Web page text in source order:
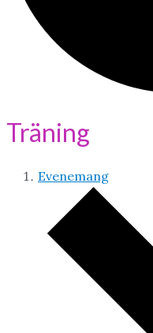
Träning
Evenemang